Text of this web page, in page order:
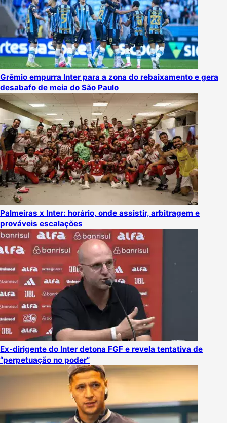
Grêmio empurra Inter para a zona do rebaixamento e gera
desabafo de meia do São Paulo
Palmeiras x Inter: horário, onde assistir, arbitragem e
prováveis escalações
Ex-dirigente do Inter detona FGF e revela tentativa de
“perpetuação no poder”